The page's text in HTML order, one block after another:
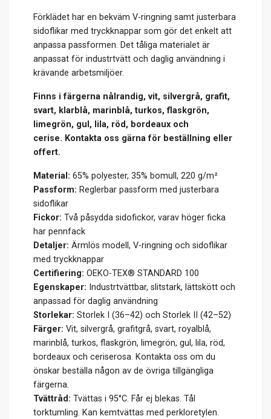
Förklädet har en bekväm V-ringning samt justerbara
sidoflikar med tryckknappar som gör det enkelt att
anpassa passformen. Det tåliga materialet är
anpassat för industrtvätt och daglig användning i
krävande arbetsmiljöer.
Finns i färgerna nålrandig, vit, silvergrå, grafit,
svart, klarblå, marinblå, turkos, flaskgrön,
limegrön, gul, lila, röd, bordeaux och
cerise. Kontakta oss gärna för beställning eller
offert.
Material: 65% polyester, 35% bomull, 220 g/m²
Passform: Reglerbar passform med justerbara
sidoflikar
Fickor: Två påsydda sidofickor, varav höger ficka
har pennfack
Detaljer: Ärmlös modell, V-ringning och sidoflikar
med tryckknappar
Certifiering: OEKO-TEX® STANDARD 100
Egenskaper: Industrtvättbar, slitstark, lättskött och
anpassad för daglig användning
Storlekar: Storlek I (36–42) och Storlek II (42–52)
Färger: Vit, silvergrå, grafitgrå, svart, royalblå,
marinblå, turkos, flaskgrön, limegrön, gul, lila, röd,
bordeaux och ceriserosa. Kontakta oss om du
önskar beställa någon av de övriga tillgängliga
färgerna.
Tvättråd: Tvättas i 95°C. Får ej blekas. Tål
torktumling. Kan kemtvättas med perkloretylen.